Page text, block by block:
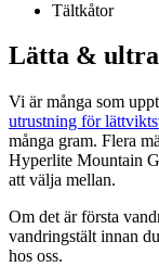
Tältkåtor
Lätta &
Vi är många som
utrustning för
många gram. Flera
Hyperlite Mountain
att välja mellan.
Om det är första
vandringstält innan
hos oss.